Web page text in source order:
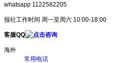
whatsapp 1122582205
报社工作时间 周一至周六 10:00-18:00
客服QQ
海外
常用电话